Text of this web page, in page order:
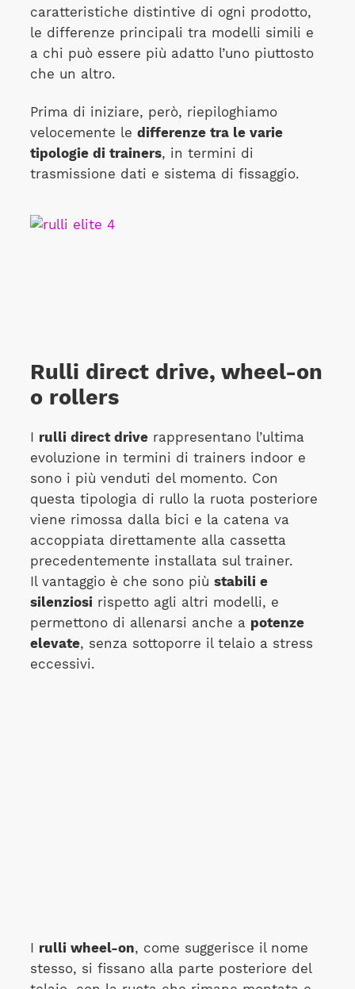
caratteristiche distintive di ogni prodotto,
le differenze principali tra modelli simili e
a chi può essere più adatto l’uno piuttosto
che un altro.
Prima di iniziare, però, riepiloghiamo
velocemente le differenze tra le varie
tipologie di trainers, in termini di
trasmissione dati e sistema di fissaggio.
Rulli direct drive, wheel-on
o rollers
I rulli direct driverappresentano l’ultima
evoluzione in termini di trainers indoor e
sono i più venduti del momento. Con
questa tipologia di rullo la ruota posteriore
viene rimossa dalla bici e la catena va
accoppiata direttamente alla cassetta
precedentemente installata sul trainer.
Il vantaggio è che sono più stabili e
silenziosirispetto agli altri modelli, e
permettono di allenarsi anche a potenze
elevate, senza sottoporre il telaio a stress
eccessivi.
I rulli wheel-on, come suggerisce il nome
stesso, si fissano alla parte posteriore del